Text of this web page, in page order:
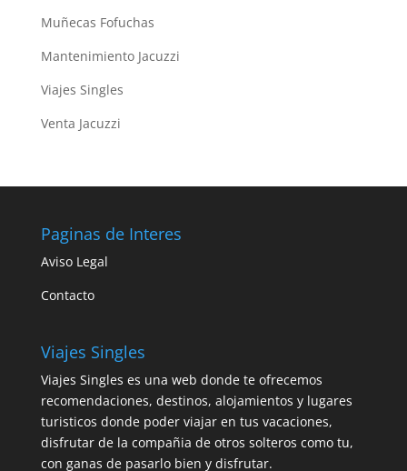
Muñecas Fofuchas
Mantenimiento Jacuzzi
Viajes Singles
Venta Jacuzzi
Paginas de Interes
Aviso Legal
Contacto
Viajes Singles
Viajes Singles es una web donde te ofrecemos
recomendaciones, destinos, alojamientos y lugares
turisticos donde poder viajar en tus vacaciones,
disfrutar de la compañia de otros solteros como tu,
con ganas de pasarlo bien y disfrutar.